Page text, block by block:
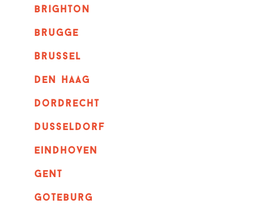
brighton
brugge
Brussel
Den haag
dordrecht
dusseldorf
eindhoven
GENT
goteburg